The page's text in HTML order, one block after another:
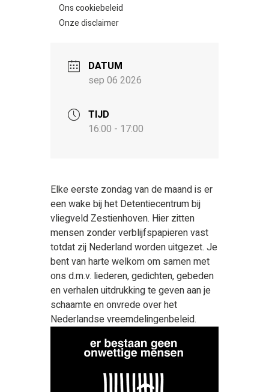
Ons cookiebeleid
Onze disclaimer
DATUM
sep 06 2026
TIJD
16:00 - 17:00
Elke eerste zondag van de maand is er
een wake bij het Detentiecentrum bij
vliegveld Zestienhoven. Hier zitten
mensen zonder verblijfspapieren vast
totdat zij Nederland worden uitgezet. Je
bent van harte welkom om samen met
ons d.m.v. liederen, gedichten, gebeden
en verhalen uitdrukking te geven aan je
schaamte en onvrede over het
Nederlandse vreemdelingenbeleid.